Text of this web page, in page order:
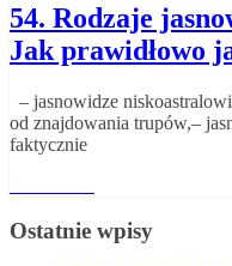
54. Rodzaje
Jak prawidłowo
– jasnowidze
od znajdowania trupów,–
faktycznie
Ostatnie wpisy